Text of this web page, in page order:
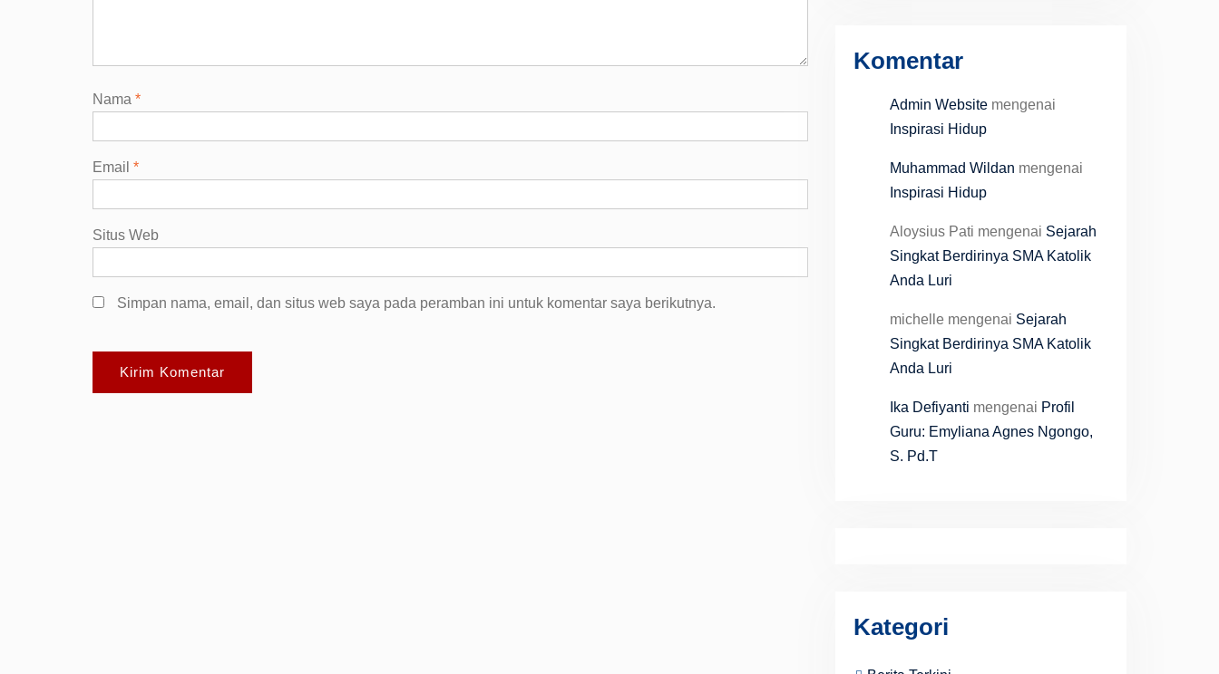
Nama *
Email *
Situs Web
Simpan nama, email, dan situs web saya pada peramban ini untuk komentar saya berikutnya.
Komentar
Admin Website mengenai
Inspirasi Hidup
Muhammad Wildan mengenai
Inspirasi Hidup
Aloysius Pati mengenai Sejarah
Singkat Berdirinya SMA Katolik
Anda Luri
michelle mengenai Sejarah
Singkat Berdirinya SMA Katolik
Anda Luri
Ika Defiyanti mengenai Profil
Guru: Emyliana Agnes Ngongo,
S. Pd.T
Kategori